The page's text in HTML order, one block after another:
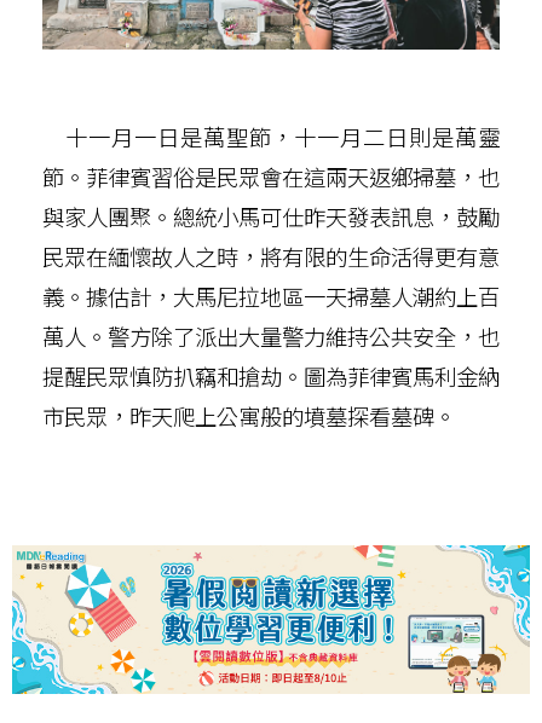
十一月一日是萬聖節，十一月二日則是萬靈
節。菲律賓習俗是民眾會在這兩天返鄉掃墓，也
與家人團聚。總統小馬可仕昨天發表訊息，鼓勵
民眾在緬懷故人之時，將有限的生命活得更有意
義。據估計，大馬尼拉地區一天掃墓人潮約上百
萬人。警方除了派出大量警力維持公共安全，也
提醒民眾慎防扒竊和搶劫。圖為菲律賓馬利金納
市民眾，昨天爬上公寓般的墳墓探看墓碑。